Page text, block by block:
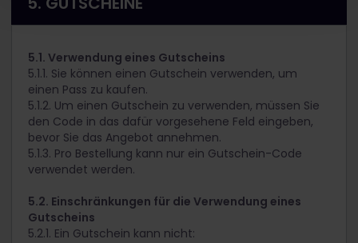
5.1. Verwendung eines Gutscheins
5.1.1. Sie können einen Gutschein verwenden, um
einen Pass zu kaufen.
5.1.2. Um einen Gutschein zu verwenden, müssen Sie
den Code in das dafür vorgesehene Feld eingeben,
bevor Sie das Angebot annehmen.
5.1.3. Pro Bestellung kann nur ein Gutschein-Code
verwendet werden.
5.2. Einschränkungen für die Verwendung eines
Gutscheins
5.2.1. Ein Gutschein kann nicht: